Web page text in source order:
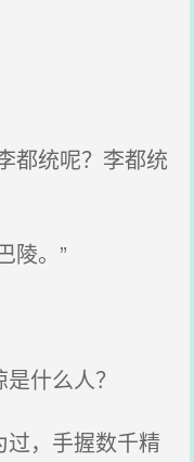
都统呢？李都统
陵。”
什么人？
，手握数千精